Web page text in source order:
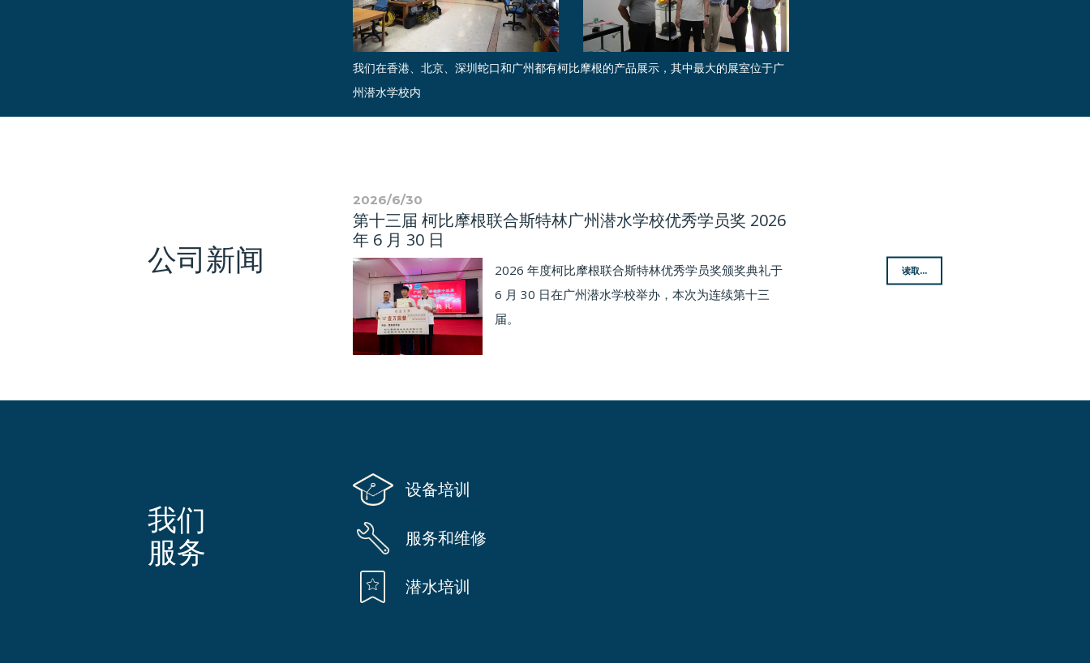
我们在香港、北京、深圳蛇口和广州都有柯比摩根的产品展示，其中最大的展室位于广
州潜水学校内
公司新闻
2026/6/30
第十三届 柯比摩根联合斯特林广州潜水学校优秀学员奖 2026
年 6 月 30 日
2026 年度柯比摩根联合斯特林优秀学员奖颁奖典礼于
6 月 30 日在广州潜水学校举办，本次为连续第十三
届。
读取...
我们
服务
设备培训
服务和维修
潜水培训